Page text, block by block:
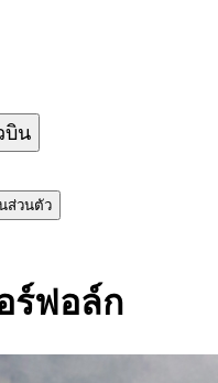
บิน
ส่วนตัว
ร์ฟอล์ก